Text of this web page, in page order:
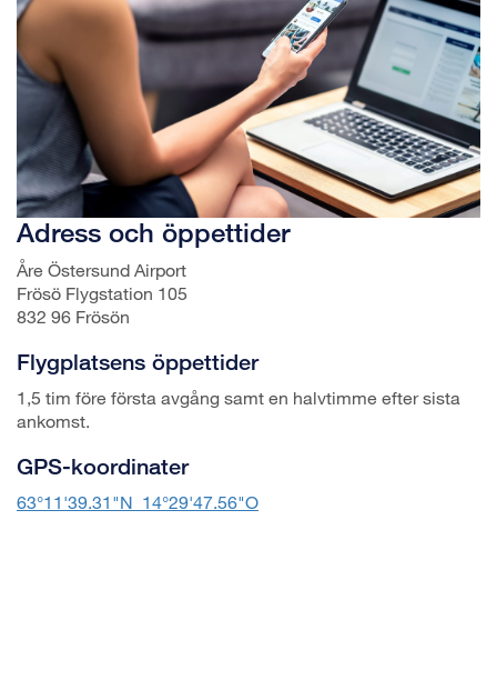
Adress och öppettider
Åre Östersund Airport
Frösö Flygstation 105
832 96 Frösön
Flygplatsens öppettider
1,5 tim före första avgång samt en halvtimme efter sista
ankomst.
GPS-koordinater
63°11'39.31"N 14°29'47.56"O